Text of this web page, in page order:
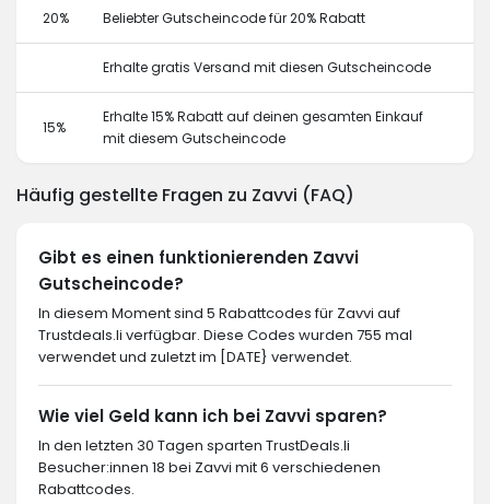
20% Beliebter Gutscheincode für 20% Rabatt
Erhalte gratis Versand mit diesen Gutscheincode
15%
Erhalte 15% Rabatt auf deinen gesamten Einkauf
mit diesem Gutscheincode
Häufig gestellte Fragen zu Zavvi (FAQ)
Gibt es einen funktionierenden Zavvi
Gutscheincode?
In diesem Moment sind 5 Rabattcodes für Zavvi auf
Trustdeals.li verfügbar. Diese Codes wurden 755 mal
verwendet und zuletzt im [DATE} verwendet.
Wie viel Geld kann ich bei Zavvi sparen?
In den letzten 30 Tagen sparten TrustDeals.li
Besucher:innen 18 bei Zavvi mit 6 verschiedenen
Rabattcodes.